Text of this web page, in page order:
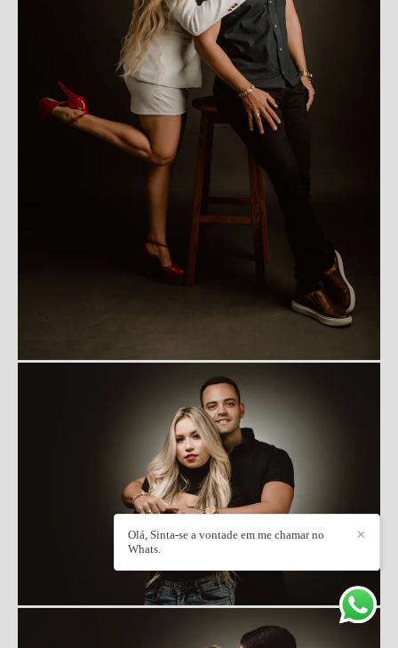
✕
Olá, Sinta-se a vontade em me chamar no
Whats.